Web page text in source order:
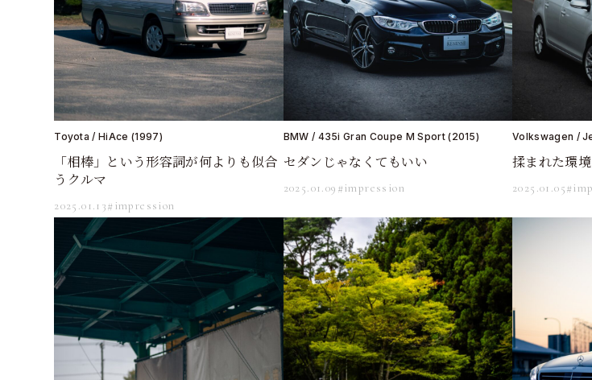
Toyota / HiAce (1997)
「相棒」という形容詞が何よりも似合
うクルマ
2025.01.13#impression
BMW / 435i Gran Coupe M Sport (2015)
セダンじゃなくてもいい
2025.01.09 #impression
Volkswagen /
揉まれた環
2025.01.05